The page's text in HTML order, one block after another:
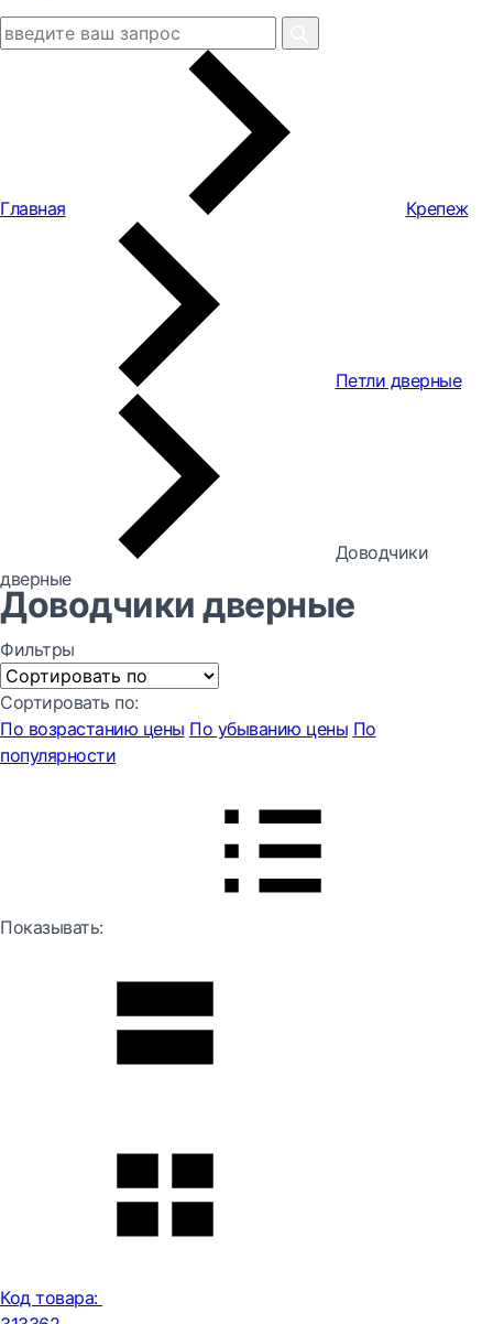
Главная Крепеж
Петли дверные
Доводчики
дверные
Доводчики дверные
Фильтры
Сортировать по:
По возрастанию цены По убыванию цены По
популярности
Показывать:
Код товара: